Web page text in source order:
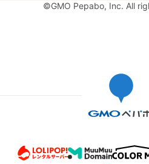
©GMO Pepabo, Inc. All